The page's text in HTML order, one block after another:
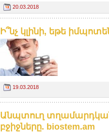
20.03.2018
Ի՞նչ կլինի, եթե
19.03.2018
Անպտուղ
բջիջները. biostem.am